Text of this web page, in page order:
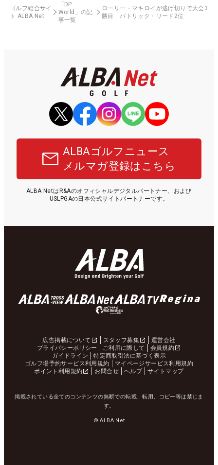
ゴルフ総合サイ
ト ALBA Net
「DP
World」の記
事一覧
ローリー・マキロイが逃げ切りで大会3
勝目 パトリック・リード2位
ALBAゴルフニュース
メルマガ登録はこちら
ALBA NetはR&Aのオフィシャルデジタルパートナー、および
USLPGAの日本公式サイトパートナーです。
広告掲載について スタッフ募集
運営会社
プライバシーポリシー
ご利用に際して
会員規約
ガイドライン
特定商取引法に基づく表示
ゴルフ場予約サービス利用規約
マイページサービス利用規約
ポイント利用規約
お問合せ ヘルプ サイトマップ
掲載されている全てのコンテンツの無断での転載、転用、コピー等は禁じま
す。
© ALBA Net